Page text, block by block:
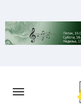
to
content